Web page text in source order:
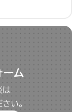
ーム
は
い。